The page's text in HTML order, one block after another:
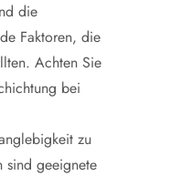
die
Faktoren, die
Achten Sie
bei
zu
sind geeignete